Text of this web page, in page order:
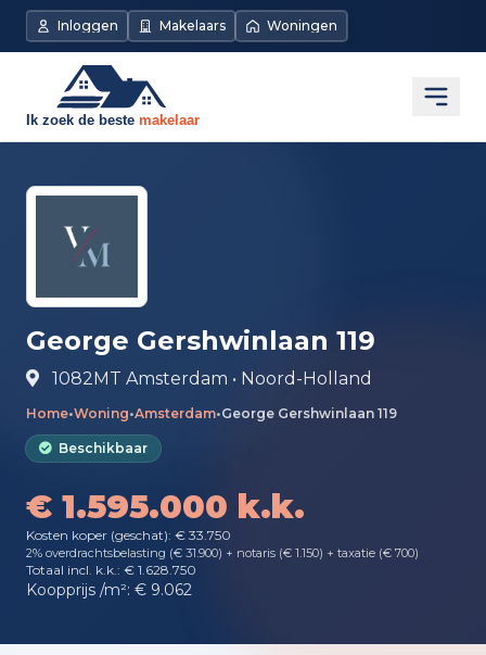
Direct naar de inhoud
Inloggen Makelaars Woningen
George Gershwinlaan 119
1082MT Amsterdam • Noord-Holland
Home•Woning•Amsterdam•George Gershwinlaan 119
Beschikbaar
€ 1.595.000 k.k.
Kosten koper (geschat): € 33.750
2% overdrachtsbelasting (€ 31.900) + notaris (€ 1.150) + taxatie (€ 700)
Totaal incl. k.k.: € 1.628.750
Koopprijs /m²: € 9.062